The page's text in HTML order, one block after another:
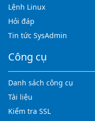
Lệnh Linux
Hỏi đáp
Tin tức SysAdmin
Công cụ
Danh sách công cụ
Tài liệu
Kiểm tra SSL